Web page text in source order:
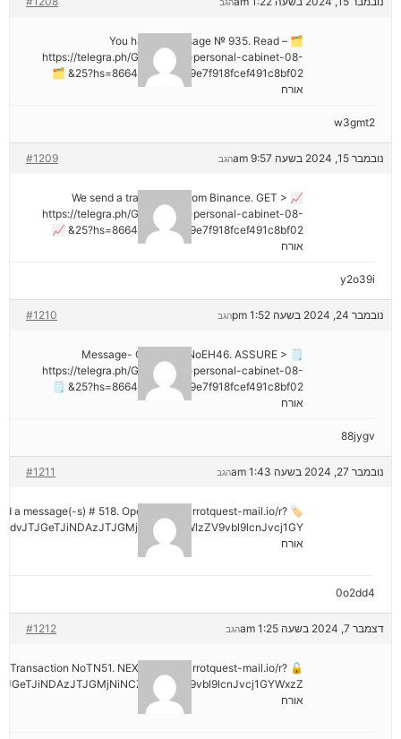
🗂 You have 1 message № 935. Read –
https://telegra.ph/Go-to-your-personal-cabinet-08-
25?hs=8664c520642b9e7f918fcef491c8bf02& 🗂
אורח
w3gmt2
נובמבר 15, 2024 בשעה 9:57 am #1209 הגב
📈 We send a transaction from Binance. GЕТ >
https://telegra.ph/Go-to-your-personal-cabinet-08-
25?hs=8664c520642b9e7f918fcef491c8bf02& 📈
אורח
y2o39i
נובמבר 24, 2024 בשעה 1:52 pm #1210 הגב
🗒 Message- Operation NoEH46. ASSURE >
https://telegra.ph/Go-to-your-personal-cabinet-08-
25?hs=8664c520642b9e7f918fcef491c8bf02& 🗒
אורח
88jygv
נובמבר 27, 2024 בשעה 1:43 am #1211 הגב
a message(-s) # 518. Open > out.carrotquest-mail.io/r?
אורח
0o2dd4
דצמבר 7, 2024 בשעה 1:25 am #1212 הגב
Transaction NoTN51. NEXT => out.carrotquest-mail.io/r?
אורח